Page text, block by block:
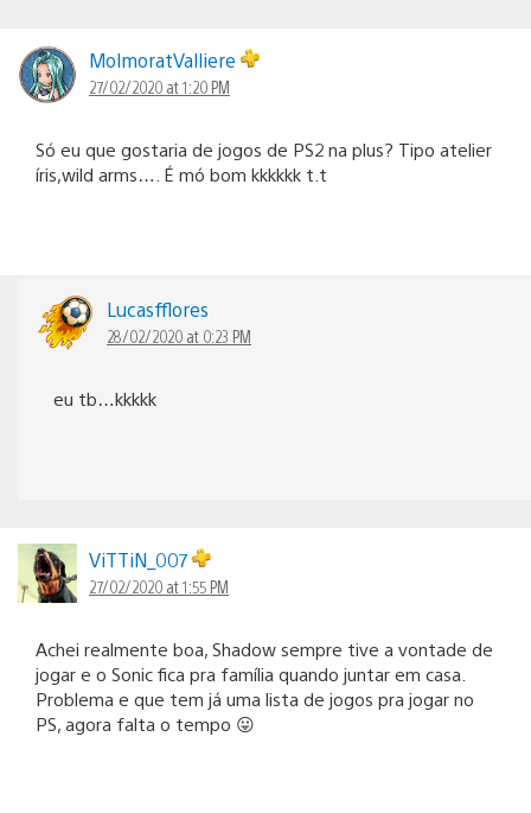
MolmoratValliere
27/02/2020 at 1:20 PM
Só eu que gostaria de jogos de PS2 na plus? Tipo atelier
íris,wild arms…. É mó bom kkkkkk t.t
Lucasfflores
28/02/2020 at 0:23 PM
eu tb…kkkkk
ViTTiN_007
27/02/2020 at 1:55 PM
Achei realmente boa, Shadow sempre tive a vontade de
jogar e o Sonic fica pra família quando juntar em casa.
Problema e que tem já uma lista de jogos pra jogar no
PS, agora falta o tempo 😛